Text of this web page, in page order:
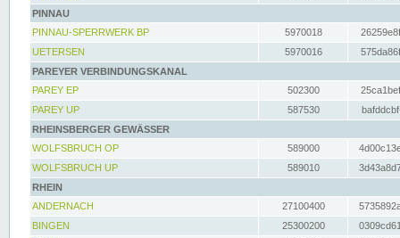
PINNAU
PINNAU-SPERRWERK BP
5970018
UETERSEN
5970016
PAREYER VERBINDUNGSKANAL
PAREY EP
502300
PAREY UP
587530
RHEINSBERGER GEWÄSSER
WOLFSBRUCH OP
589000
WOLFSBRUCH UP
589010
RHEIN
ANDERNACH
27100400
BINGEN
25300200